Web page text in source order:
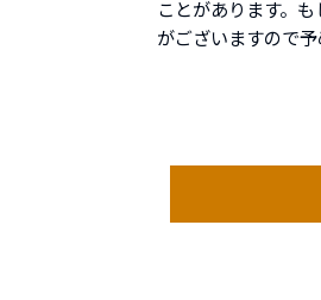
ことがあります。
がございますので予